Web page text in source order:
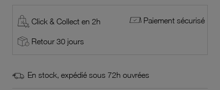
Click & Collect en 2h Paiement sécurisé
Retour 30 jours
En stock, expédié sous 72h ouvrées